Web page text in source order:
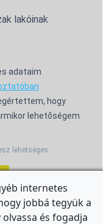
lakóinak
adataim
hogy
lehetőségem
lehetséges.
internetes
jobbá tegyük a
és fogadja